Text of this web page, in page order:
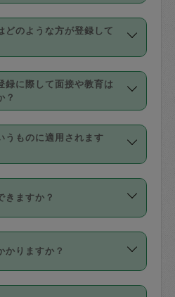
んの交通費も、依頼料
せてお支払いとなりま
ます。
場合は３回以上のキャ
円、隔週定期の場合
ンセルが有償（1200
１２時
１６時
２１時
前後変更することが可
後、個別にタスカジさ
送り調整してくださ
間を越えての調整はで
合、損害保険の対象外
洗濯、買い物、料理、
スカジさんによってで
異なりますので、依頼
さんのプロフィールで
。
の作業や危険作業、屋
外です。
どのような方が登録して
家事経験をお持ちの
師といった資格者で保
やレストランで料理関
されていた方、日本で
パーや英語の先生とし
るフィリピン出身の
ックグラウンドの方が
など様々です。
録に際して面接や教育は
？
事務局との面接と説明
その後、身分証明書の
ただいています。外国
タスカジさんトレーニ
セルフトレーニングの
受け、合格したタスカ
ています。
うものに適用されます
さんとの間でタスカジ
作業時間内での作業に
業範囲は、掃除、洗
を壊したり、人にけが
合が対象で、補償金額
きますか？
起点に3日後（72時間
受付可能となっていま
かりますか？
、以下の2種類がありま